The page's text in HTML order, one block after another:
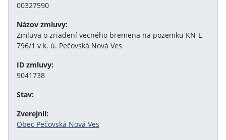
00327590
Názov zmluvy:
Zmluva o zriadení vecného bremena na pozemku KN-E
796/1 v k. ú. Pečovská Nová Ves
ID zmluvy:
9041738
Stav:
Zverejnil:
Obec Pečovská Nová Ves